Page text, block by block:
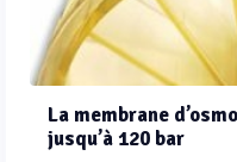
La membrane
jusqu’à 120 bar